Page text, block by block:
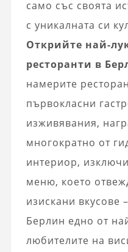
само със своята
с уникалната си
Открийте най-
ресторанти в
намерите
първокласни
изживявания,
многократно от
интериор,
меню, което
изискани вкусове
Берлин едно от
любителите на